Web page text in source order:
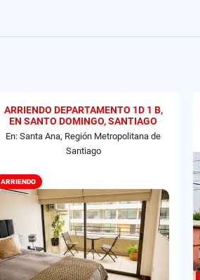
ARRIENDO DEPARTAMENTO 1D 1 B,
EN SANTO DOMINGO, SANTIAGO
En: Santa Ana, Región Metropolitana de
Santiago
ARRIENDO